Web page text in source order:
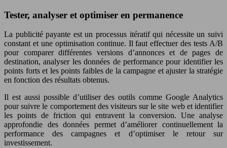
Tester, analyser et optimiser en permanence
La publicité payante est un processus itératif qui nécessite un suivi
constant et une optimisation continue. Il faut effectuer des tests A/B
pour comparer différentes versions d’annonces et de pages de
destination, analyser les données de performance pour identifier les
points forts et les points faibles de la campagne et ajuster la stratégie
en fonction des résultats obtenus.
Il est aussi possible d’utiliser des outils comme Google Analytics
pour suivre le comportement des visiteurs sur le site web et identifier
les points de friction qui entravent la conversion. Une analyse
approfondie des données permet d’améliorer continuellement la
performance des campagnes et d’optimiser le retour sur
investissement.